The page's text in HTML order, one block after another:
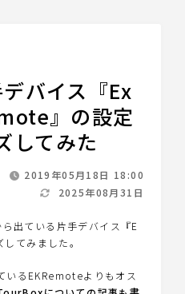
バイス『Ex
』の設定
してみた
2019年05月18日 18:00
2025年08月31日
出ている片手デバイス『E
てみました。
いるEKRemoteよりもオス